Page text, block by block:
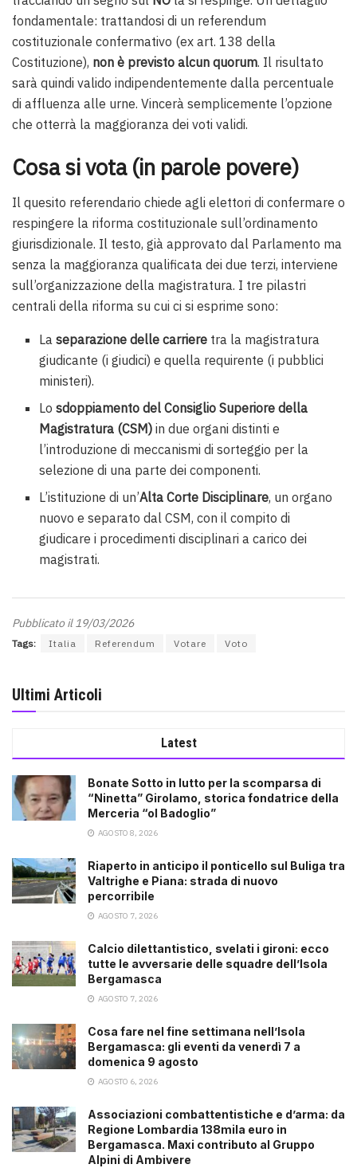
fondamentale: trattandosi di un referendum
costituzionale confermativo (ex art. 138 della
Costituzione), non è previsto alcun quorum. Il risultato
sarà quindi valido indipendentemente dalla percentuale
di affluenza alle urne. Vincerà semplicemente l’opzione
che otterrà la maggioranza dei voti validi.
Cosa si vota (in parole povere)
Il quesito referendario chiede agli elettori di confermare o
respingere la riforma costituzionale sull’ordinamento
giurisdizionale. Il testo, già approvato dal Parlamento ma
senza la maggioranza qualificata dei due terzi, interviene
sull’organizzazione della magistratura. I tre pilastri
centrali della riforma su cui ci si esprime sono:
Laseparazione delle carriere tra la magistratura
giudicante (i giudici) e quella requirente (i pubblici
ministeri).
Losdoppiamento del Consiglio Superiore della
Magistratura (CSM) in due organi distinti e
l’introduzione di meccanismi di sorteggio per la
selezione di una parte dei componenti.
L’istituzione di un’Alta Corte Disciplinare, un organo
nuovo e separato dal CSM, con il compito di
giudicare i procedimenti disciplinari a carico dei
magistrati.
Pubblicato il 19/03/2026
Tags: Italia Referendum Votare Voto
Ultimi Articoli
Latest
Bonate Sotto in lutto per la scomparsa di
“Ninetta” Girolamo, storica fondatrice della
Merceria “ol Badoglio”
AGOSTO 8, 2026
Riaperto in anticipo il ponticello sul Buliga tra
Valtrighe e Piana: strada di nuovo
percorribile
AGOSTO 7, 2026
Calcio dilettantistico, svelati i gironi: ecco
tutte le avversarie delle squadre dell’Isola
Bergamasca
AGOSTO 7, 2026
Cosa fare nel fine settimana nell’Isola
Bergamasca: gli eventi da venerdì 7 a
domenica 9 agosto
AGOSTO 6, 2026
Associazioni combattentistiche e d’arma: da
Regione Lombardia 138mila euro in
Bergamasca. Maxi contributo al Gruppo
Alpini di Ambivere